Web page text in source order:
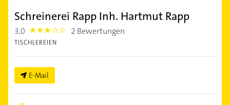
Schreinerei Rapp Inh. Hartmut Rapp
3,0 3.0 2 Bewertungen
TISCHLEREIEN
E-Mail